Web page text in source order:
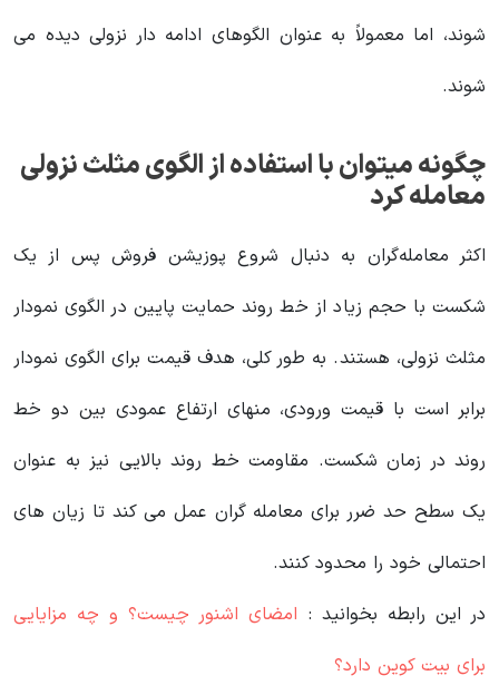
شوند، اما معمولاً به عنوان الگوهای ادامه دار نزولی دیده می
شوند.
چگونه میتوان با استفاده از الگوی مثلث نزولی
معامله کرد
اکثر معامله‌گران به دنبال شروع پوزیشن فروش پس از یک
شکست با حجم زیاد از خط روند حمایت پایین‌ در الگوی نمودار
مثلث نزولی، هستند. به طور کلی، هدف قیمت برای الگوی نمودار
برابر است با قیمت ورودی، منهای ارتفاع عمودی بین دو خط
روند در زمان شکست. مقاومت خط روند بالایی نیز به عنوان
یک سطح حد ضرر برای معامله گران عمل می کند تا زیان های
احتمالی خود را محدود کنند.
در این رابطه بخوانید‌ : امضای اشنور چیست؟ و چه مزایایی
برای بیت کوین دارد؟